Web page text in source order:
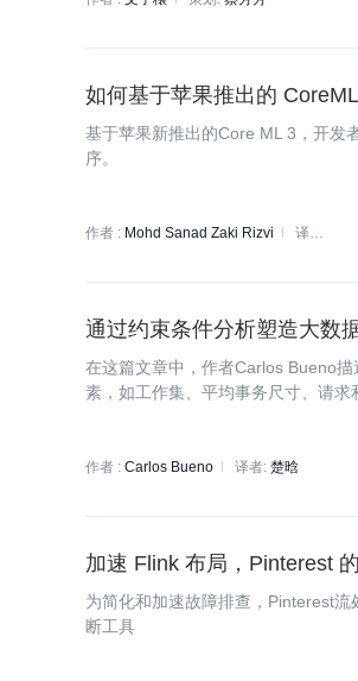
如何基于苹果推出的
基于苹果新推出的Core ML 3，开发
序。
作者 : Mohd Sanad Zaki Rizvi
译者:
通过约束条件分析塑造大数
在这篇文章中，作者Carlos Bueno
素，如工作集、平均事务尺寸、请
作者 : Carlos Bueno 译者: 楚晗
加速 Flink 布局，Pinterest
为简化和加速故障排查，Pinterest
断工具